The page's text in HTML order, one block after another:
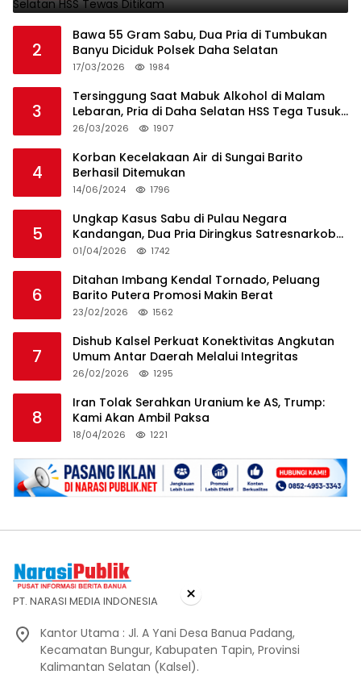
2
Bawa 55 Gram Sabu, Dua Pria di Tumbukan
Banyu Diciduk Polsek Daha Selatan
17/03/2026 1984
3
Tersinggung Saat Mabuk Alkohol di Malam
Lebaran, Pria di Daha Selatan HSS Tega Tusuk
Teman Sendiri
26/03/2026 1907
4
Korban Kecelakaan Air di Sungai Barito
Berhasil Ditemukan
14/06/2024 1796
5
Ungkap Kasus Sabu di Pulau Negara
Kandangan, Dua Pria Diringkus Satresnarkoba
HSS
01/04/2026 1742
6
Ditahan Imbang Kendal Tornado, Peluang
Barito Putera Promosi Makin Berat
23/02/2026 1562
7
Dishub Kalsel Perkuat Konektivitas Angkutan
Umum Antar Daerah Melalui Integritas
26/02/2026 1295
8
Iran Tolak Serahkan Uranium ke AS, Trump:
Kami Akan Ambil Paksa
18/04/2026 1221
PT. NARASI MEDIA INDONESIA
Kantor Utama : Jl. A Yani Desa Banua Padang,
Kecamatan Bungur, Kabupaten Tapin, Provinsi
Kalimantan Selatan (Kalsel).
×